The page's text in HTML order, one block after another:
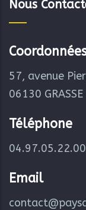
Nous
57, avenue
06130 GRASSE
Téléphone
04.97.05.22.00
Email